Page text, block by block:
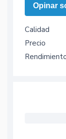
Opinar
Calidad
Precio